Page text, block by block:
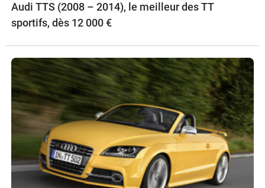
Audi TTS (2008 – 2014), le meilleur des TT
sportifs, dès 12 000 €